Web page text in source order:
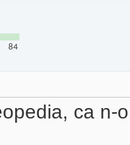
84
ca n-